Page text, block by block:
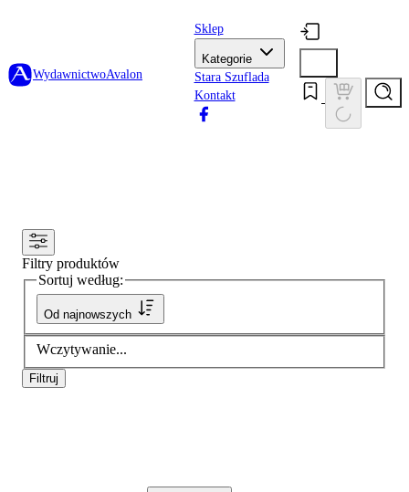
WydawnictwoAvalon
Sklep
Kategorie
Stara Szuflada
Kontakt
Filtry produktów
Sortuj według:
Od najnowszych
Wczytywanie...
Filtruj